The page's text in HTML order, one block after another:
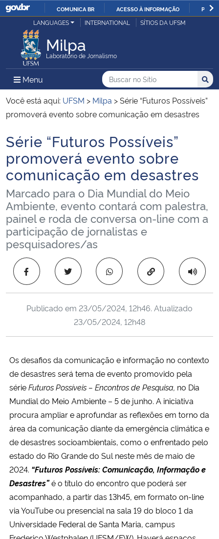
IR
COMUNICA BR ACESSO À INFORMAÇÃO
Ministério da Justiça e Segurança Pública
Ministério da Defesa
Ministério das Relações Exteriores
Ministério da Infraestrutura
Ministério da Agricultura, Pecuária e Abastecimento
Ministério da Educação
Ministério da Cidadania
Ministério da Saúde
Ministério de Minas e Energia
Ministério da Ciência, Tecnologia, Inovações e Comunicações
Ministério do Turismo
Ministério da Mulher, da Família e dos Direitos Humanos
Secretaria-Geral
Secretaria de Governo
Gabinete de Segurança Institucional
LANGUAGES INTERNATIONAL SÍTIOS DA UFSM
Milpa
Laboratório de Jornalismo
Menu Menu Principal do Sítio
Busca
Buscar no no Sítio
Busca:
Você está aqui: UFSM > Milpa >Série “Futuros Possíveis”
promoverá evento sobre comunicação em desastres
Início do conteúdo
Série “Futuros Possíveis”
promoverá evento sobre
comunicação em desastres
Marcado para o Dia Mundial do Meio
Ambiente, evento contará com palestra,
painel e roda de conversa on-line com a
participação de jornalistas e
pesquisadores/as
Copiar para área
Publicado em 23/05/2024, 12h46. Atualizado
23/05/2024, 12h48
Os desafios da comunicação e informação no contexto
de desastres será tema de evento promovido pela
sérieFuturos Possíveis – Encontros de Pesquisa, no Dia
Mundial do Meio Ambiente – 5 de junho. A iniciativa
procura ampliar e aprofundar as reflexões em torno da
área da comunicação diante da emergência climática e
de desastres socioambientais, como o enfrentado pelo
estado do Rio Grande do Sul neste mês de maio de
2024. “Futuros Possíveis: Comunicação, Informação e
Desastres”é o título do encontro que poderá ser
acompanhado, a partir das 13h45, em formato on-line
via YouTube ou presencial na sala 19 do bloco 1 da
Universidade Federal de Santa Maria, campus